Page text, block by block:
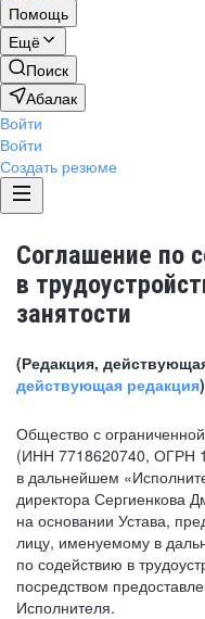
Помощь
Ещё
Поиск
Абалак
Войти
Войти
Создать резюме
Соглашение по
в
занятости
(Редакция,
действующая редакция)
Общество с
(ИНН 7718620740, ОГРН
в дальнейшем
директора Сергиенкова
на основании Устава,
лицу, именуемому в
по содействию в
посредством
Исполнителя.